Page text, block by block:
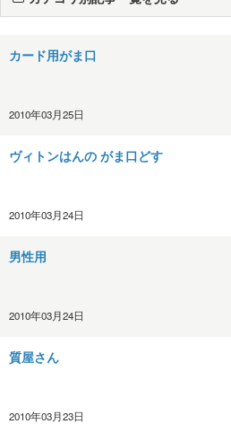
カード用がま口
2010年03月25日
ヴィトンはんの がま口どす
2010年03月24日
男性用
2010年03月24日
質屋さん
2010年03月23日